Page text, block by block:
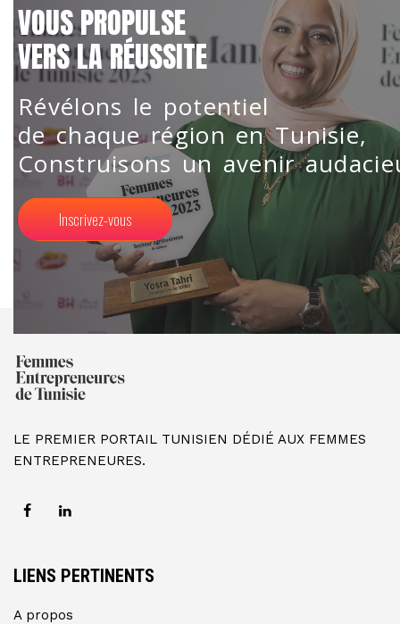
VOUS PROPULSE
VERS LA RÉUSSITE
Révélons le potentiel
de chaque région en Tunisie,
Construisons un avenir
Inscrivez-vous
LE PREMIER PORTAIL TUNISIEN DÉDIÉ AUX FEMMES
ENTREPRENEURES.
LIENS PERTINENTS
A propos